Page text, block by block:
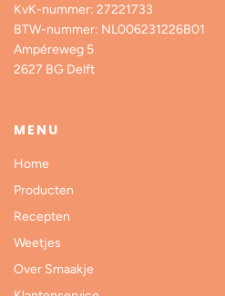
KvK-nummer: 27221733
BTW-nummer: NL006231226B01
Ampéreweg 5
2627 BG Delft
MENU
Home
Producten
Recepten
Weetjes
Over Smaakje